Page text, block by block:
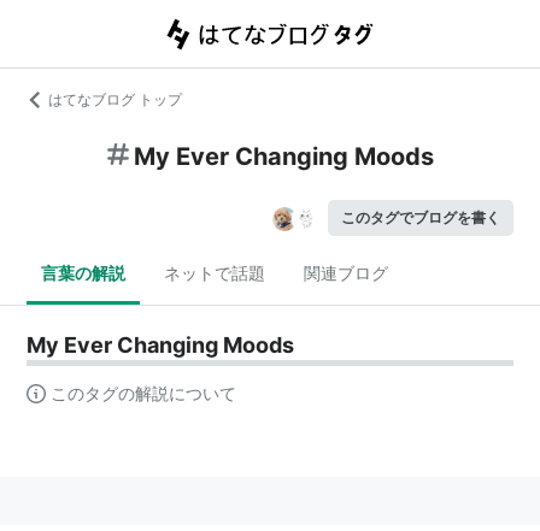
はてなブログ トップ
My Ever Changing Moods
このタグでブログを書く
言葉の解説 ネットで話題 関連ブログ
My Ever Changing Moods
このタグの解説について